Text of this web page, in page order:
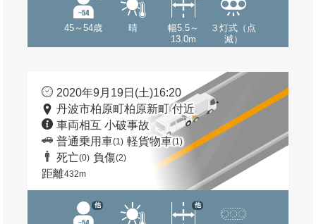
45～54歳 晴
幅5.5～
13.0m
３灯式（点
滅）
2020年9月19日(土)16:20
丹波市柏原町柏原新町 付近
車両相互 小破事故
普通乗用車(1) 軽貨物車(1)
死亡(0) 負傷(2)
距離432m
他 他